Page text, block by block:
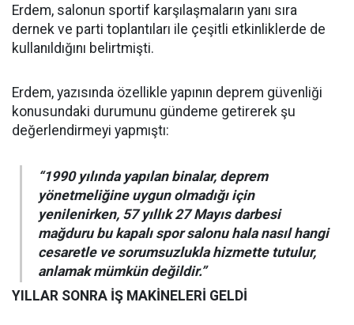
Erdem, salonun sportif karşılaşmaların yanı sıra
dernek ve parti toplantıları ile çeşitli etkinliklerde de
kullanıldığını belirtmişti.
Erdem, yazısında özellikle yapının deprem güvenliği
konusundaki durumunu gündeme getirerek şu
değerlendirmeyi yapmıştı:
“1990 yılında yapılan binalar, deprem
yönetmeliğine uygun olmadığı için
yenilenirken, 57 yıllık 27 Mayıs darbesi
mağduru bu kapalı spor salonu hala nasıl hangi
cesaretle ve sorumsuzlukla hizmette tutulur,
anlamak mümkün değildir.”
YILLAR SONRA İŞ MAKİNELERİ GELDİ